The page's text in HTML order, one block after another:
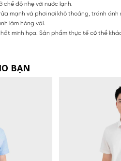
độ nhẹ với nước lạnh.
mạnh và phơi nơi khô thoáng, tránh
làm hỏng vải.
minh họa. Sản phẩm thực tế có thể
BẠN